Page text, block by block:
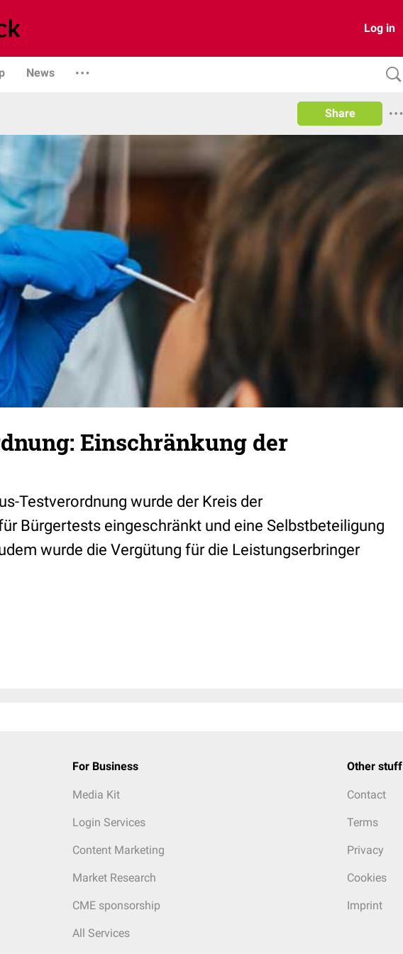
Log in
News
Share
Einschränkung der
Testverordnung wurde der Kreis der
Bürgertests eingeschränkt und eine Selbstbeteiligung
wurde die Vergütung für die Leistungserbringer
For Business
Media Kit
Login Services
Content Marketing
Market Research
CME sponsorship
All Services
Other stuff
Contact
Terms
Privacy
Cookies
Imprint